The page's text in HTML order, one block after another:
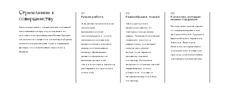
Стремление к
совершенству
Весь ассортимент нашей мебели с обивкой
изготавливается вручную под заказ на
собственном производстве в Москве. Процесс
начинается с создания инженерной рамы
из комбинации массива бука и березовой
фанеры, что обеспечивает прочность
каркаса.
01
Ручная работа
В качестве наполнения мы
используем
высокоэластичный
пенополиуретан, чтобы
изголовье и основание
кровати сохраняли свою
форму и обеспечивали
комфорт. Далее каркас
кровати оформляется
высококачественной
тканью, которая является
одновременно прочной и
стильной.
02
Разнообразие тканей
Ткань доступна в
различных цветах: от
нейтральных до самых
смелых. Такое разнообразие
позволяет нам быть
уверенными, что каждый
покупатель сможет
выбрать материал и
расцветку под свой
интерьер. Вы можете
запросить образцы тканей
перед заказом, чтобы
убедиться, что цвет и
материал впишутся в Ваш
интерьер.
03
Качество, которым
можно гордиться
Мы получаем наш материал
от специализированных
фабрик из Китая, Турции и
Европы (Италия, Германия,
Бельгия, Франция,
Испания), которые имеют
большой опыт в создании
прочных и износостойких
тканей для мягкой мебели.